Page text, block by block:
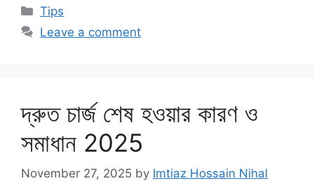
Categories
Tips
Leave a comment
দ্রুত চার্জ শেষ হওয়ার কারণ ও
সমাধান 2025
November 27, 2025 by Imtiaz Hossain Nihal